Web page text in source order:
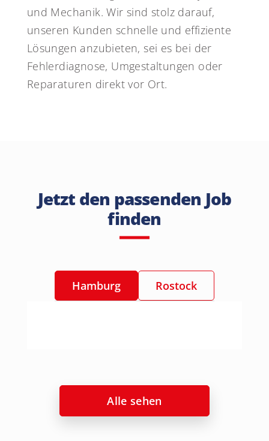
und Mechanik. Wir sind stolz darauf,
unseren Kunden schnelle und effiziente
Lösungen anzubieten, sei es bei der
Fehlerdiagnose, Umgestaltungen oder
Reparaturen direkt vor Ort.
Jetzt den passenden Job
finden
Hamburg Rostock
Alle sehen